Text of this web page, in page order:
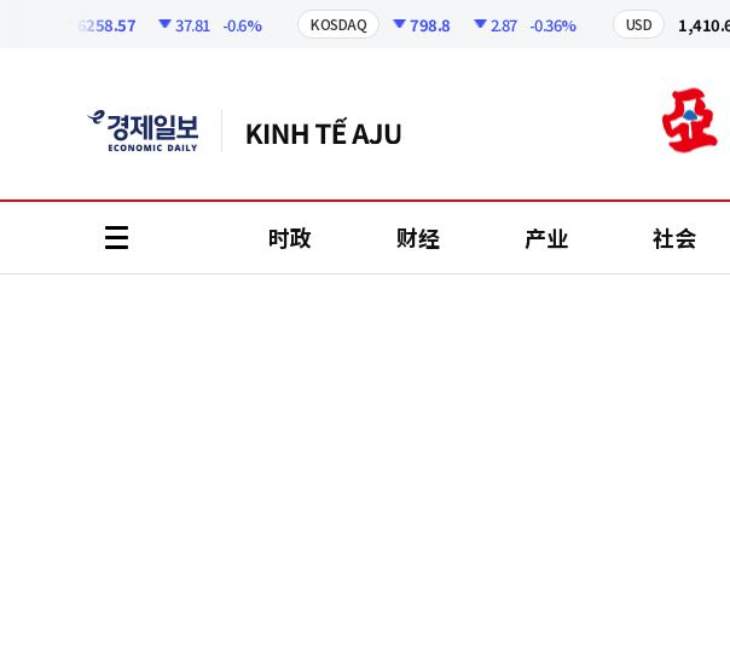
6258.57 37.81 -0.6% KOSDAQ 798.8 2.87 -0.36% USD 1,410.60
时政 财经 产业 社会